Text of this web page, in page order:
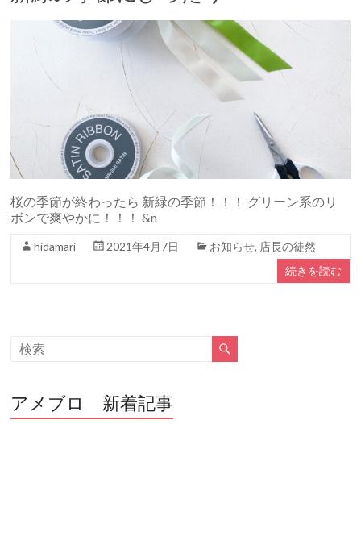
桜の季節が終わったら 新緑の季節！！！ グリーン系のリ
ボンで爽やかに！！！ &n
hidamari 2021年4月7日 お知らせ, 店長の徒然
続きを読む
アメブロ 新着記事